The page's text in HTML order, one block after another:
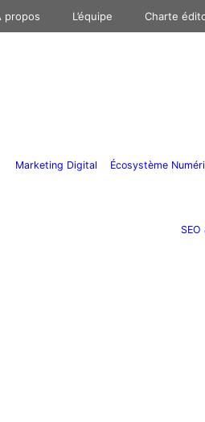
propos L’équipe Charte
Marketing Digital Écosystème